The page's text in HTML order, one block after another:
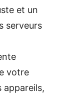
et un
serveurs
votre
appareils,